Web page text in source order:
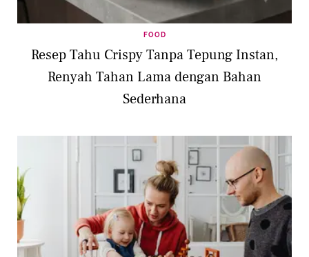
FOOD
Resep Tahu Crispy Tanpa Tepung Instan,
Renyah Tahan Lama dengan Bahan
Sederhana